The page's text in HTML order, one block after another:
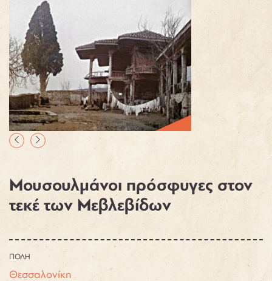
Μουσουλμάνοι πρόσφυγες στον
τεκέ των Μεβλεβίδων
ΠΟΛΗ
Θεσσαλονίκη